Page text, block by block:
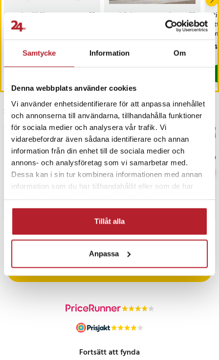
Samtycke Information Om
Denna webbplats använder cookies
Vi använder enhetsidentifierare för att anpassa innehållet
och annonserna till användarna, tillhandahålla funktioner
för sociala medier och analysera vår trafik. Vi
vidarebefordrar även sådana identifierare och annan
information från din enhet till de sociala medier och
annons- och analysföretag som vi samarbetar med.
Dessa kan i sin tur kombinera informationen med annan
information som du har tillhandahållit eller som de har
Tillåt alla
Anpassa
Bordsställ för Harman
Kardon
SoundSticks/Aura Studio /
229 kr
229 kr
I lager, levereras inom 1-2 vardagar
TV-bänk 120 cm med 4
hyllor – Rustik brun
Pris
1 099 kr
I lager, levereras inom 1-2 vardagar
Senast besökta
BÄSTSÄLJARE
PRISGARANTI
UTFÖRSÄLJNING
Fortsätt att fynda